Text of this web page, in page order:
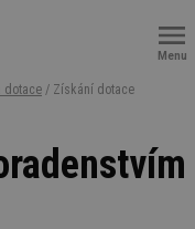
Menu
dotace / Získání dotace